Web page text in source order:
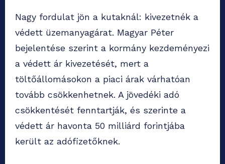
Nagy fordulat jön a kutaknál: kivezetnék a
védett üzemanyagárat. Magyar Péter
bejelentése szerint a kormány kezdeményezi
a védett ár kivezetését, mert a
töltőállomásokon a piaci árak várhatóan
tovább csökkenhetnek. A jövedéki adó
csökkentését fenntartják, és szerinte a
védett ár havonta 50 milliárd forintjába
került az adófizetőknek.